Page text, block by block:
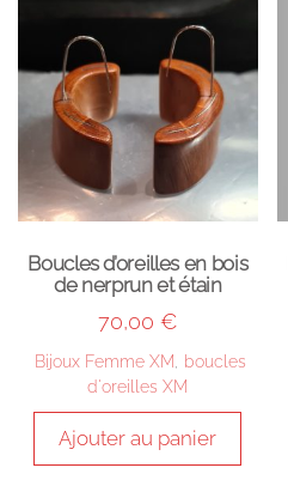
Boucles d’oreilles en bois
de nerprun et étain
70,00 €
Bijoux Femme XM
boucles
d'oreilles XM
Ajouter au panier